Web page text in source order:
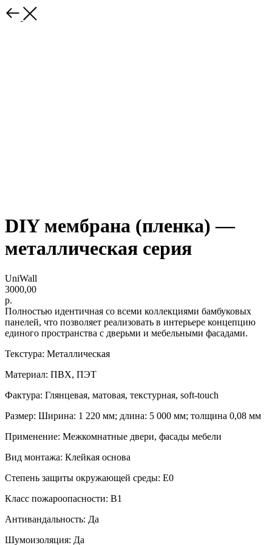
DIY мембрана (пленка) —
металлическая серия
UniWall
3000,00
р.
Полностью идентичная со всеми коллекциями бамбуковых
панелей, что позволяет реализовать в интерьере концепцию
единого пространства с дверьми и мебельными фасадами.
Текстура: Металлическая
Материал: ПВХ, ПЭТ
Фактура: Глянцевая, матовая, текстурная, soft-touch
Размер: Ширина: 1 220 мм; длина: 5 000 мм; толщина 0,08 мм
Применение: Межкомнатные двери, фасады мебели
Вид монтажа: Клейкая основа
Степень защиты окружающей среды: Е0
Класс пожароопасности: B1
Антивандальность: Да
Шумоизоляция: Да